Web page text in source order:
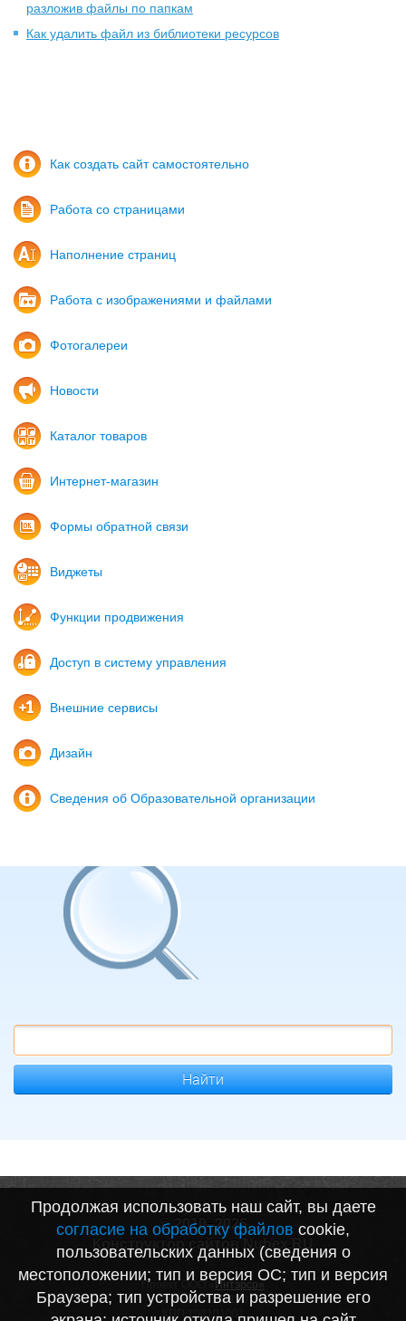
разложив файлы по папкам
Как удалить файл из библиотеки ресурсов
Как создать сайт самостоятельно
Работа со страницами
Наполнение страниц
Работа с изображениями и файлами
Фотогалереи
Новости
Каталог товаров
Интернет-магазин
Формы обратной связи
Виджеты
Функции продвижения
Доступ в систему управления
Внешние сервисы
Дизайн
Сведения об Образовательной организации
Найти
© 2010–2026
Конструктор сайтов Nubex.RU
Проект ООО «
Интэрсо»
ИНН 1001172170
КПП 100101001
Продолжая использовать наш сайт, вы даете
согласие на обработку файлов cookie,
пользовательских данных (сведения о
местоположении; тип и версия ОС; тип и версия
Браузера; тип устройства и разрешение его